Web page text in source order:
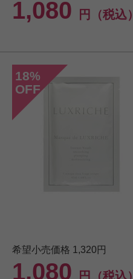
1,080 円（税込）
18%
OFF
希望小売価格 1,320円
1,080 円（税込）